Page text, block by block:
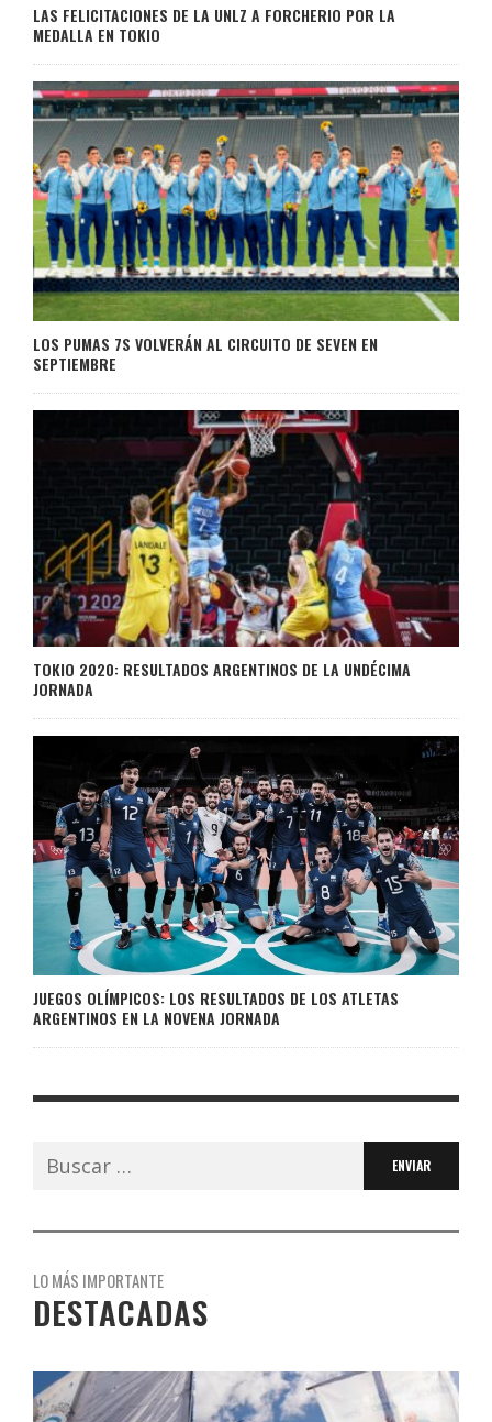
LAS FELICITACIONES DE LA UNLZ A FORCHERIO POR LA
MEDALLA EN TOKIO
LOS PUMAS 7S VOLVERÁN AL CIRCUITO DE SEVEN EN
SEPTIEMBRE
TOKIO 2020: RESULTADOS ARGENTINOS DE LA UNDÉCIMA
JORNADA
JUEGOS OLÍMPICOS: LOS RESULTADOS DE LOS ATLETAS
ARGENTINOS EN LA NOVENA JORNADA
Buscar:
LO MÁS IMPORTANTE
DESTACADAS